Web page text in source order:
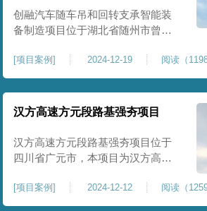
临近建筑物的场地界限开挖减震沟
创融汽车随车吊和回转支承智能装
备制造项目位于湖北省随州市曾都
套设置，本次对主要对项目生产车
间区域进行强夯施工，面积约为
20000平方米，要求经强夯后地基承
载力不低于140Kpa。康尚强夯公司
场，设备型号为ZRYG3500C，施工
作业人员按照设计严格施工。
[项目案例] 2024-12-19 阅读（
汉方高速方元段路基强夯项目
汉方高速方元段路基强夯项目位于
四川省广元市，本项目为汉方高速
240000平方米，施工周期长，待路
基回填达到设计标高后，强夯施工
[项目案例] 2024-12-12 阅读（